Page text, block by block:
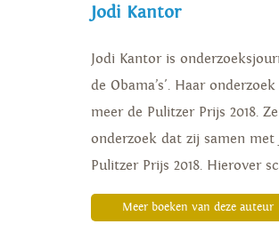
Jodi Kantor
Jodi Kantor is
de Obama’s'. Haar
meer de Pulitzer Prijs 2018.
onderzoek dat zij samen
Pulitzer Prijs 2018. Hierover
Meer boeken van deze auteur